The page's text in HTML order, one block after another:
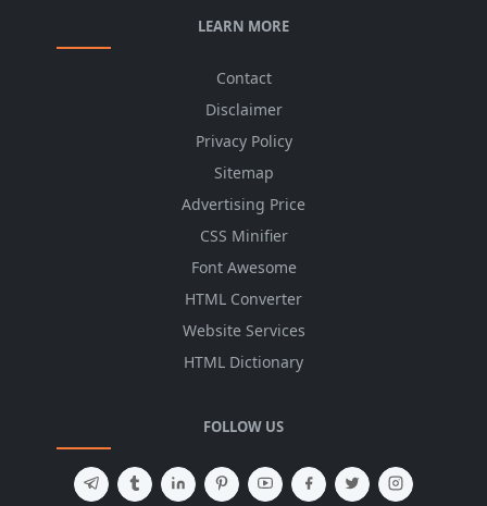
LEARN MORE
Contact
Disclaimer
Privacy Policy
Sitemap
Advertising Price
CSS Minifier
Font Awesome
HTML Converter
Website Services
HTML Dictionary
FOLLOW US